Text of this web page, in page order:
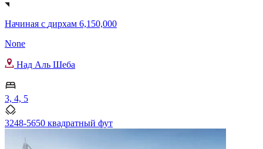
Начиная с дирхам 6,150,000
None
Над Аль Шеба
3, 4, 5
3248-5650 квадратный фут